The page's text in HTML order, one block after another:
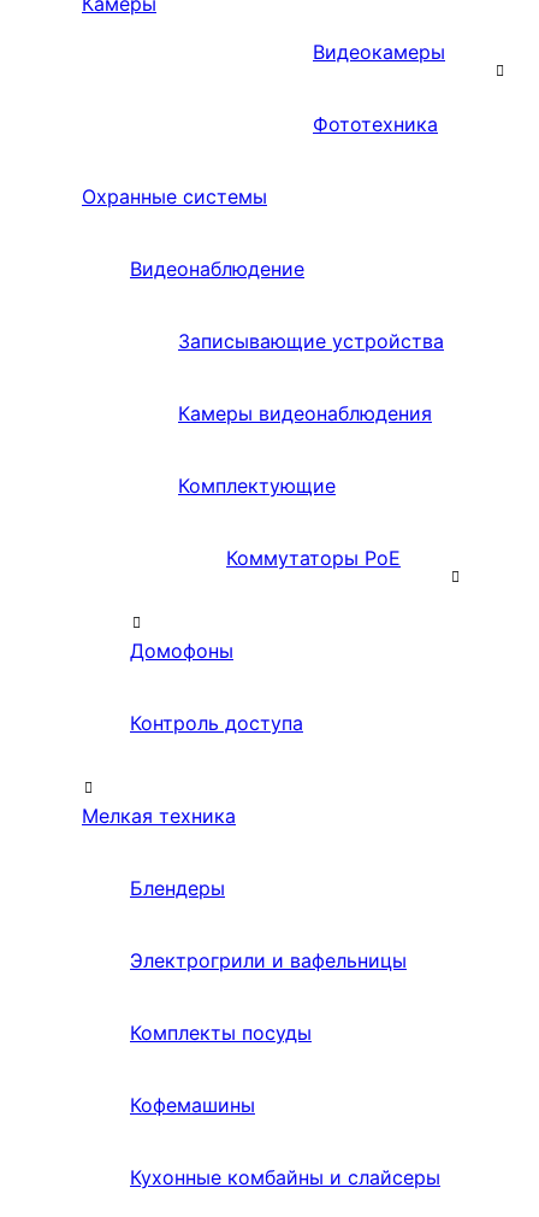
Видеокамеры
Фототехника
Охранные системы
Видеонаблюдение
Записывающие устройства
Камеры видеонаблюдения
Комплектующие
Коммутаторы PoE
Домофоны
Контроль доступа
Мелкая техника
Блендеры
Электрогрили и вафельницы
Комплекты посуды
Кофемашины
Кухонные комбайны и слайсеры